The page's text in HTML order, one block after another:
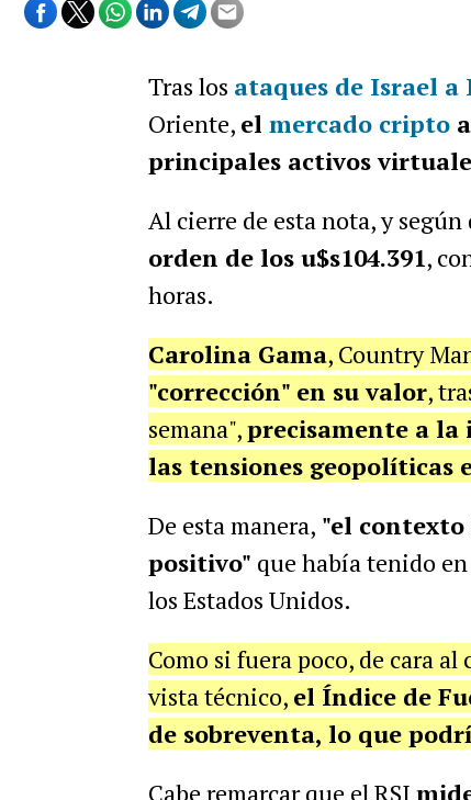
Tras los ataques de Israel a
Oriente, el mercado cripto
principales activos
Al cierre de esta nota, y según
orden de los u$s104.391,
horas.
Carolina Gama, Country
"corrección" en su valor,
semana",precisamente a la
las tensiones geopolíticas
De esta manera, "el
positivo" que había tenido
los Estados Unidos.
Como si fuera poco, de cara
vista técnico, el Índice de
de sobreventa, lo que
Cabe remarcar que el RSI